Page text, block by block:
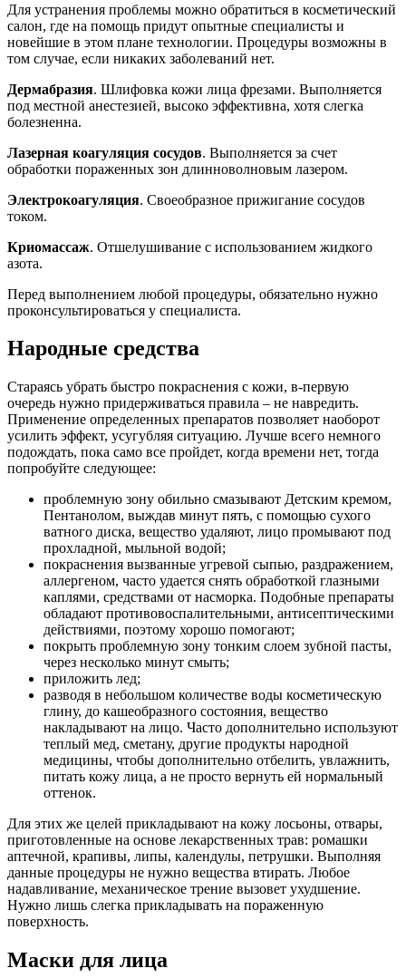
Для устранения проблемы можно обратиться в косметический
салон, где на помощь придут опытные специалисты и
новейшие в этом плане технологии. Процедуры возможны в
том случае, если никаких заболеваний нет.
Дермабразия. Шлифовка кожи лица фрезами. Выполняется
под местной анестезией, высоко эффективна, хотя слегка
болезненна.
Лазерная коагуляция сосудов. Выполняется за счет
обработки пораженных зон длинноволновым лазером.
Электрокоагуляция. Своеобразное прижигание сосудов
током.
Криомассаж. Отшелушивание с использованием жидкого
азота.
Перед выполнением любой процедуры, обязательно нужно
проконсультироваться у специалиста.
Народные средства
Стараясь убрать быстро покраснения с кожи, в-первую
очередь нужно придерживаться правила – не навредить.
Применение определенных препаратов позволяет наоборот
усилить эффект, усугубляя ситуацию. Лучше всего немного
подождать, пока само все пройдет, когда времени нет, тогда
попробуйте следующее:
проблемную зону обильно смазывают Детским кремом,
Пентанолом, выждав минут пять, с помощью сухого
ватного диска, вещество удаляют, лицо промывают под
прохладной, мыльной водой;
покраснения вызванные угревой сыпью, раздражением,
аллергеном, часто удается снять обработкой глазными
каплями, средствами от насморка. Подобные препараты
обладают противовоспалительными, антисептическими
действиями, поэтому хорошо помогают;
покрыть проблемную зону тонким слоем зубной пасты,
через несколько минут смыть;
приложить лед;
разводя в небольшом количестве воды косметическую
глину, до кашеобразного состояния, вещество
накладывают на лицо. Часто дополнительно используют
теплый мед, сметану, другие продукты народной
медицины, чтобы дополнительно отбелить, увлажнить,
питать кожу лица, а не просто вернуть ей нормальный
оттенок.
Для этих же целей прикладывают на кожу лосьоны, отвары,
приготовленные на основе лекарственных трав: ромашки
аптечной, крапивы, липы, календулы, петрушки. Выполняя
данные процедуры не нужно вещества втирать. Любое
надавливание, механическое трение вызовет ухудшение.
Нужно лишь слегка прикладывать на пораженную
поверхность.
Маски для лица